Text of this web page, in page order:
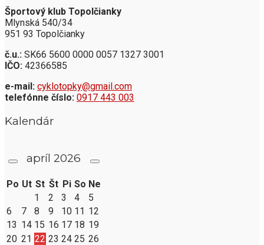
Športový klub Topolčianky
Mlynská 540/34
951 93 Topolčianky
č.u.: SK66 5600 0000 0057 1327 3001
IČO: 42366585
e-mail: cyklotopky@gmail.com
telefónne číslo: 0917 443 003
Kalendár
apríl 2026
Po Ut St Št Pi So Ne
1
2 3 4
5
6
7 8 9 10 11 12
13 14 15 16 17 18 19
20 21 22 23 24 25 26